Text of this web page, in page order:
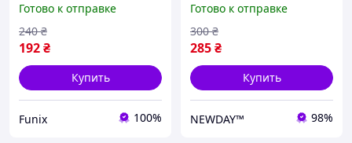
Спортивная защита
Maraton
Готово к отправке
192₴
240 ₴
Купить
Funix 100%
12 лет, для девочек,
Розовый, SK3451
Готово к отправке
285₴
300 ₴
Купить
NEWDAY™ 98%